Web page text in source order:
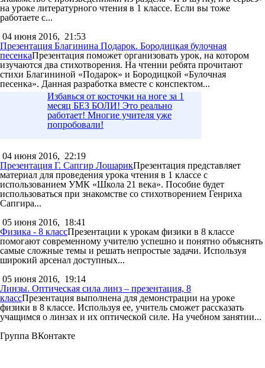
на уроке литературного чтения в 1 классе. Если вы тоже
работаете с...
04 июня 2016, 21:53
Презентация Благинина Подарок. Бородицкая булочная
песенкаПрезентация поможет организовать урок, на котором
изучаются два стихотворения. На чтении ребята прочитают
стихи Благининой «Подарок» и Бородицкой «Булочная
песенка». Данная разработка вместе с конспектом...
Избавься от косточки на ноге за 1
месяц БЕЗ БОЛИ! Это реально
работает! Многие учителя уже
попробовали!
04 июня 2016, 22:19
Презентация Г. Сапгир ЛошарикПрезентация представляет
материал для проведения урока чтения в 1 классе с
использованием УМК «Школа 21 века». Пособие будет
использоваться при знакомстве со стихотворением Генриха
Сапгира...
05 июня 2016, 18:41
Физика - 8 классПрезентации к урокам физики в 8 классе
помогают современному учителю успешно и понятно объяснять
самые сложные темы и решать непростые задачи. Используя
широкий арсенал доступных...
05 июня 2016, 19:14
Линзы. Оптическая сила линз – презентация, 8
классПрезентация выполнена для демонстрации на уроке
физики в 8 классе. Используя ее, учитель сможет рассказать
учащимся о линзах и их оптической силе. На учебном занятии...
Группа ВКонтакте